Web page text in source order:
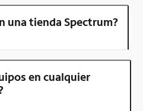
una tienda Spectrum?
en cualquier